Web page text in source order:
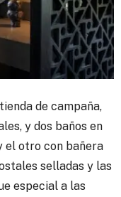
de campaña,
y dos baños en
el otro con bañera
selladas y las
especial a las